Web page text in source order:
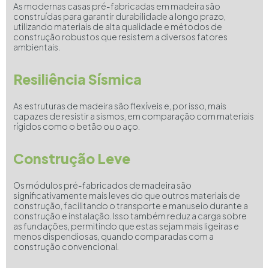
As modernas casas pré-fabricadas em madeira são
construídas para garantir durabilidade a longo prazo,
utilizando materiais de alta qualidade e métodos de
construção robustos que resistem a diversos fatores
ambientais.
Resiliência Sísmica
As estruturas de madeira são flexíveis e, por isso, mais
capazes de resistir a sismos, em comparação com materiais
rígidos como o betão ou o aço.
Construção Leve
Os módulos pré-fabricados de madeira são
significativamente mais leves do que outros materiais de
construção, facilitando o transporte e manuseio durante a
construção e instalação. Isso também reduz a carga sobre
as fundações, permitindo que estas sejam mais ligeiras e
menos dispendiosas, quando comparadas com a
construção convencional.